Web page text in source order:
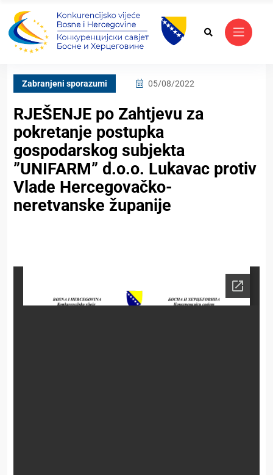
Zabranjeni sporazumi 05/08/2022
RJEŠENJE po Zahtjevu za
pokretanje postupka
gospodarskog subjekta
”UNIFARM” d.o.o. Lukavac protiv
Vlade Hercegovačko-
neretvanske županije